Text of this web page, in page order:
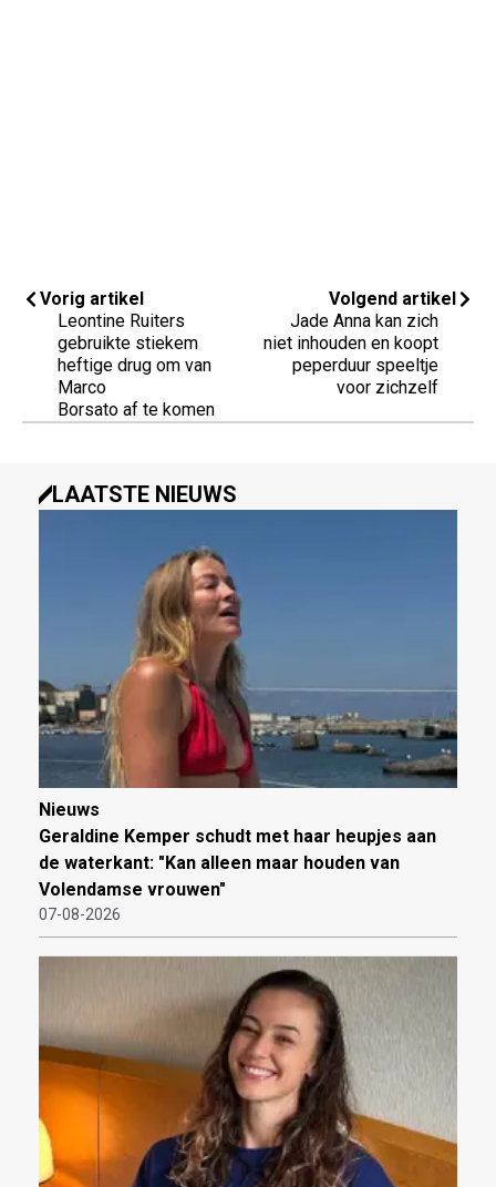
Vorig artikel
Leontine Ruiters
gebruikte stiekem
heftige drug om van
Marco
Borsato af te komen
Volgend artikel
Jade Anna kan zich
niet inhouden en koopt
peperduur speeltje
voor zichzelf
LAATSTE NIEUWS
Nieuws
Geraldine Kemper schudt met haar heupjes aan
de waterkant: "Kan alleen maar houden van
Volendamse vrouwen"
07-08-2026